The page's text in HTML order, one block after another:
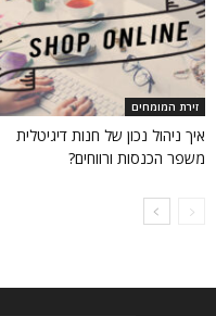
זירת המומחים
איך ניהול נכון של חנות דיגיטלית
משפר הכנסות ורווחים?